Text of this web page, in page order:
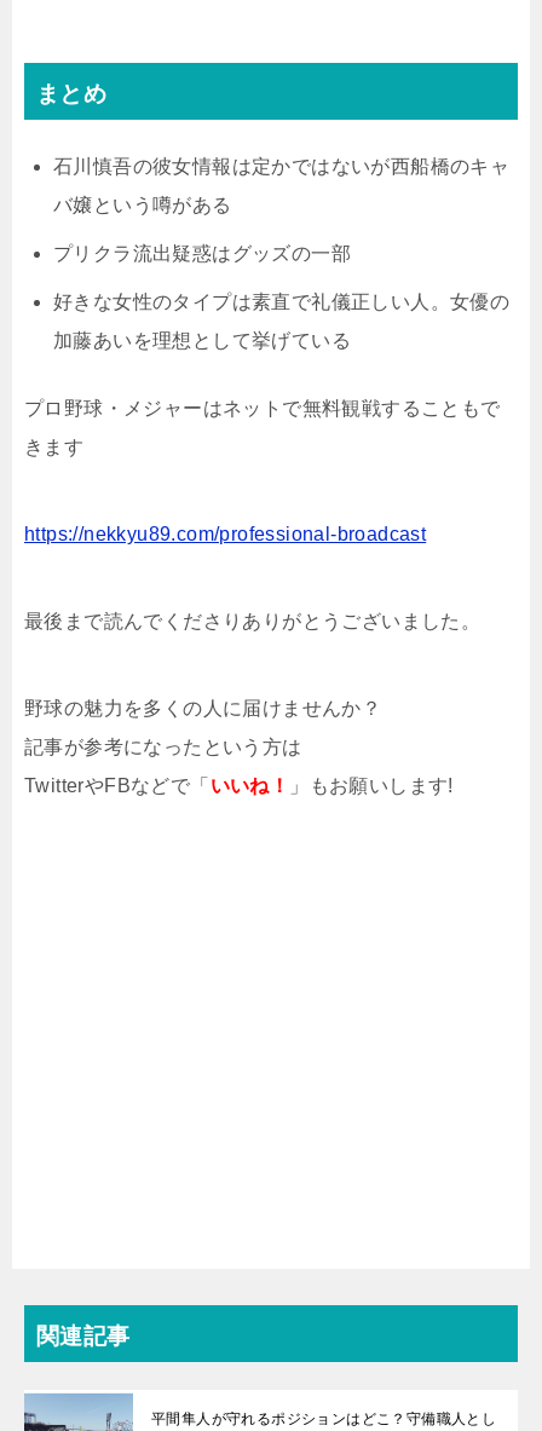
まとめ
石川慎吾の彼女情報は定かではないが西船橋のキャ
バ嬢という噂がある
プリクラ流出疑惑はグッズの一部
好きな女性のタイプは素直で礼儀正しい人。女優の
加藤あいを理想として挙げている
プロ野球・メジャーはネットで無料観戦することもで
きます
https://nekkyu89.com/professional-broadcast
最後まで読んでくださりありがとうございました。
野球の魅力を多くの人に届けませんか？
記事が参考になったという方は
TwitterやFBなどで「 いいね！ 」もお願いします!
関連記事
平間隼人が守れるポジションはどこ？守備職人とし